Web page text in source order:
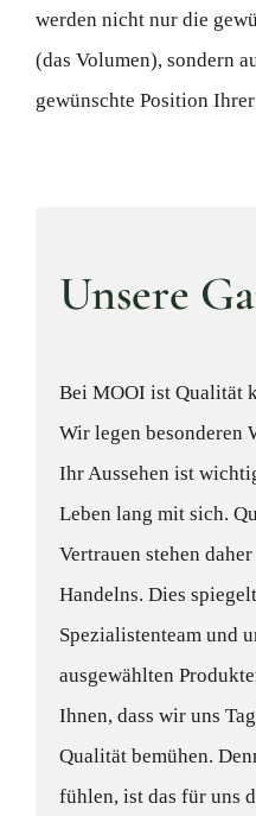
werden nicht nur die
(das Volumen), sondern
gewünschte Position
Unsere
Bei MOOI ist Qualität
Wir legen besonderen
Ihr Aussehen ist
Leben lang mit sich.
Vertrauen stehen
Handelns. Dies
Spezialistenteam und
ausgewählten
Ihnen, dass wir uns
Qualität bemühen.
fühlen, ist das für uns